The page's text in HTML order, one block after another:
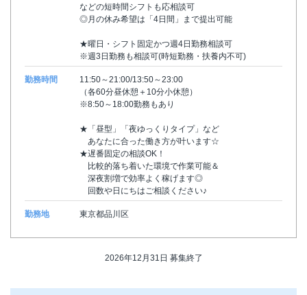
などの短時間シフトも応相談可
◎月の休み希望は「4日間」まで提出可能
★曜日・シフト固定かつ週4日勤務相談可
※週3日勤務も相談可(時短勤務・扶養内不可)
勤務時間
11:50～21:00/13:50～23:00
（各60分昼休憩＋10分小休憩）
※8:50～18:00勤務もあり
★「昼型」「夜ゆっくりタイプ」など
あなたに合った働き方が叶います☆
★遅番固定の相談OK！
比較的落ち着いた環境で作業可能＆
深夜割増で効率よく稼げます◎
回数や日にちはご相談ください♪
勤務地 東京都品川区
2026年12月31日 募集終了